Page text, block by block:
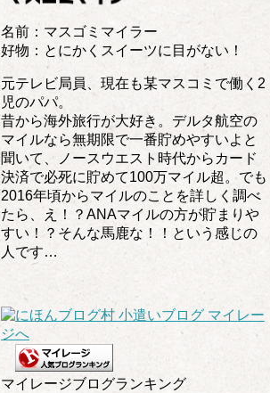
名前：マスゴミマイラー
好物：とにかくスイーツに目がない！
元テレビ局員、現在も某マスコミで働く2
児のパパ。
昔から海外旅行が大好き。デルタ航空の
マイルなら無期限で一番貯めやすいよと
聞いて、ノースウエスト時代からカード
決済で必死に貯めて100万マイル超。でも
2016年頃からマイルのことを詳しく調べ
たら、え！？ANAマイルの方が貯まりや
すい！？そんな馬鹿な！！という感じの
人です…
マイレージブログランキング